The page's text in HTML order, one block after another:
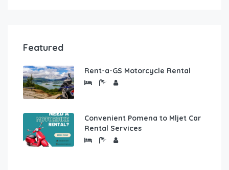
Featured
Rent-a-GS Motorcycle Rental
Convenient Pomena to Mljet Car
Rental Services